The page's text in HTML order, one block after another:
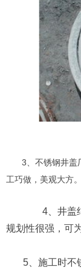
3、不锈钢井盖厂
工巧做，美观大方。
4、井盖结
规划性很强，可
5、施工时不锈